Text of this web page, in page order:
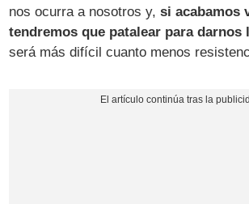
nos ocurra a nosotros y,si acabamos
tendremos que patalear para darnos
será más difícil cuanto menos